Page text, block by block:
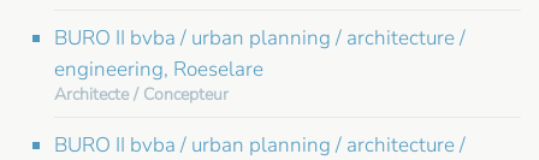
BURO II bvba / urban planning / architecture /
engineering, Roeselare
Architecte / Concepteur
BURO II bvba / urban planning / architecture /